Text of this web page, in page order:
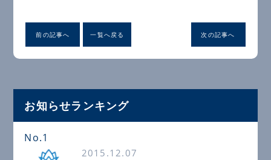
前の記事へ 一覧へ戻る 次の記事へ
お知らせランキング
No.1
2015.12.07